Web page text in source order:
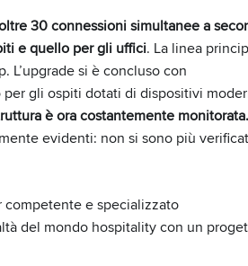
30 connessioni simultanee a
e quello per gli uffici. La linea
L’upgrade si è concluso con
gli ospiti dotati di dispositivi
è ora costantemente monitorata.
evidenti: non si sono più
e specializzato
del mondo hospitality con un